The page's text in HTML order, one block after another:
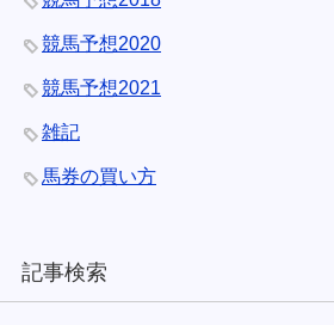
競馬予想2020
競馬予想2021
雑記
馬券の買い方
記事検索